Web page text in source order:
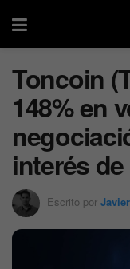
Toncoin
148% en
interés
Escrito por